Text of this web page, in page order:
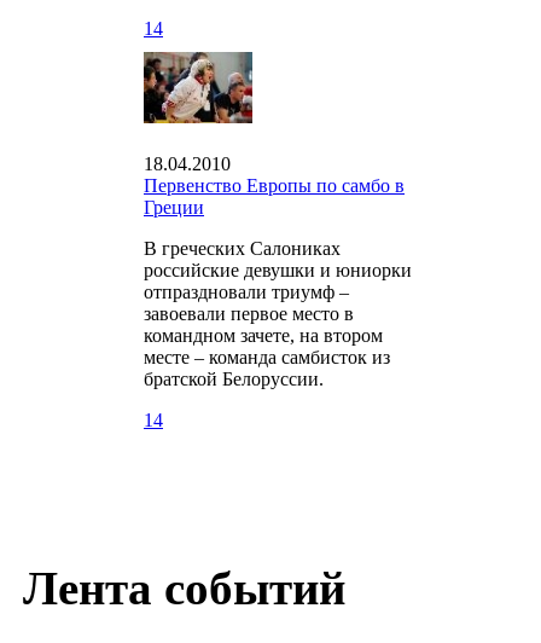
14
18.04.2010
Первенство Европы по самбо в
Греции
В греческих Салониках
российские девушки и юниорки
отпраздновали триумф –
завоевали первое место в
командном зачете, на втором
месте – команда самбисток из
братской Белоруссии.
14
Лента событий